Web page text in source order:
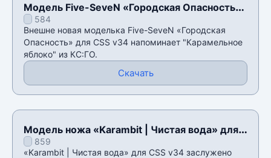
Модель Five-SeveN «Городская Опасность»
для CSS v34
584
Внешне новая моделька Five-SeveN «Городская
Опасность» для CSS v34 напоминает "Карамельное
яблоко" из КС:ГО.
Скачать
Модель ножа «Karambit | Чистая вода» для
CSS v34
859
«Karambit | Чистая вода» для CSS v34 заслужено